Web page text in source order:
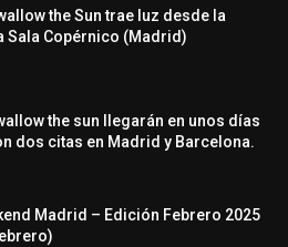
the Sun trae luz desde la
Sala Copérnico (Madrid)
the sun llegarán en unos días
dos citas en Madrid y Barcelona.
Madrid – Edición Febrero 2025